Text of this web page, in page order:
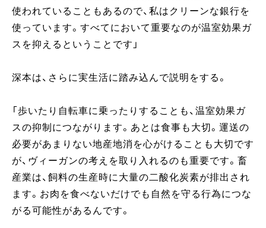
使われていることもあるので、私はクリーンな銀行を
使っています。すべてにおいて重要なのが温室効果ガ
スを抑えるということです」
深本は、さらに実生活に踏み込んで説明をする。
「歩いたり自転車に乗ったりすることも、温室効果ガ
スの抑制につながります。あとは食事も大切。運送の
必要があまりない地産地消を心がけることも大切です
が、ヴィーガンの考えを取り入れるのも重要です。畜
産業は、飼料の生産時に大量の二酸化炭素が排出され
ます。お肉を食べないだけでも自然を守る行為につな
がる可能性があるんです。